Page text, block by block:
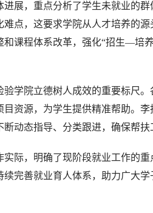
进展，重点分析了学生未就业的
点，这要求学院从人才培养的
和课程体系改革，强化“招生—培
学院立德树人成效的重要标尺
资源，为学生提供精准帮助。
动态指导、分类跟进，确保帮扶
实际，明确了现阶段就业工作的
完善就业育人体系，助力广大